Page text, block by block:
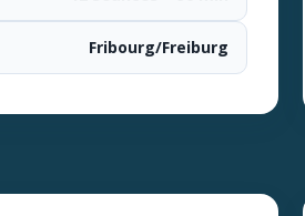
Fribourg/Freiburg